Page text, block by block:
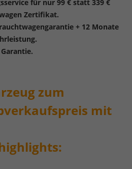
für nur 99 € statt 339 €
Zertifikat.
+ 12 Monate
zum
mit